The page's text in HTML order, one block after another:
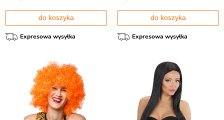
do koszyka
Expresowa wysyłka
do koszyka
Expresowa wysyłka